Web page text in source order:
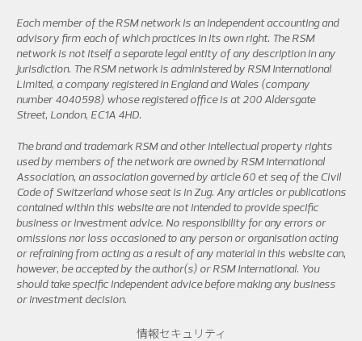
Each member of the RSM network is an independent accounting and
advisory firm each of which practices in its own right. The RSM
network is not itself a separate legal entity of any description in any
jurisdiction. The RSM network is administered by RSM International
Limited, a company registered in England and Wales (company
number 4040598) whose registered office is at 200 Aldersgate
Street, London, EC1A 4HD.
The brand and trademark RSM and other intellectual property rights
used by members of the network are owned by RSM International
Association, an association governed by article 60 et seq of the Civil
Code of Switzerland whose seat is in Zug. Any articles or publications
contained within this website are not intended to provide specific
business or investment advice. No responsibility for any errors or
omissions nor loss occasioned to any person or organisation acting
or refraining from acting as a result of any material in this website can,
however, be accepted by the author(s) or RSM International. You
should take specific independent advice before making any business
or investment decision.
情報セキュリティ